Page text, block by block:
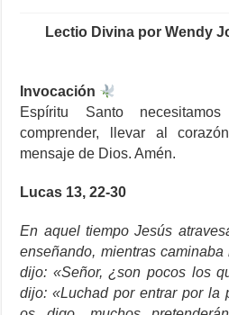
Lectio Divina por Wendy
Invocación
Espíritu Santo
comprender, llevar al
mensaje de Dios. Amén.
Lucas 13, 22-30
En aquel tiempo Jesús
enseñando, mientras
dijo: «Señor, ¿son pocos los
dijo: «Luchad por entrar por la